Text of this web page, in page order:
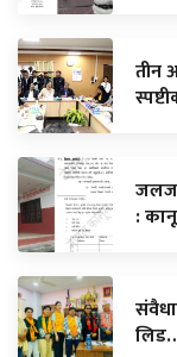
तीन
: